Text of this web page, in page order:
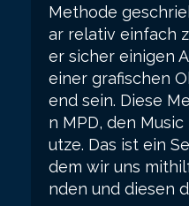
Methode
ar relativ einfach
er sicher einigen
einer grafischen
end sein. Diese
n MPD, den
utze. Das ist ein
dem wir uns
nden und diesen